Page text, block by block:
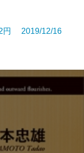
円 2019/12/16